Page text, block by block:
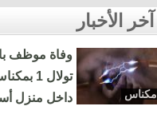
مكناس
وفاة موظف
تولال 1
داخل منزل